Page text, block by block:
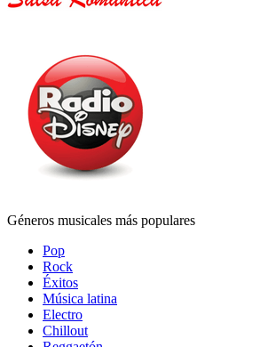
Géneros musicales más populares
Pop
Rock
Éxitos
Música latina
Electro
Chillout